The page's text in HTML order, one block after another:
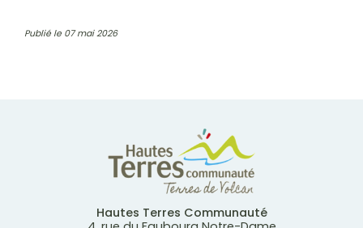
Publié le 07 mai 2026
Hautes Terres Communauté